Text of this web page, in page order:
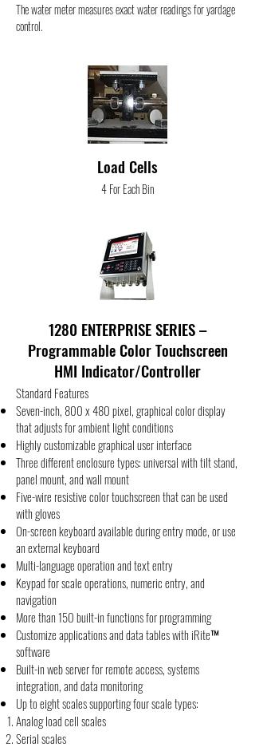
The water meter measures exact water readings for yardage
control.
Load Cells
4 For Each Bin
1280 ENTERPRISE SERIES –
Programmable Color Touchscreen
HMI Indicator/Controller
Standard Features
Seven-inch, 800 x 480 pixel, graphical color display
that adjusts for ambient light conditions
Highly customizable graphical user interface
Three different enclosure types: universal with tilt stand,
panel mount, and wall mount
Five-wire resistive color touchscreen that can be used
with gloves
On-screen keyboard available during entry mode, or use
an external keyboard
Multi-language operation and text entry
Keypad for scale operations, numeric entry, and
navigation
More than 150 built-in functions for programming
Customize applications and data tables with iRite™
software
Built-in web server for remote access, systems
integration, and data monitoring
Up to eight scales supporting four scale types:
Analog load cell scales
Serial scales